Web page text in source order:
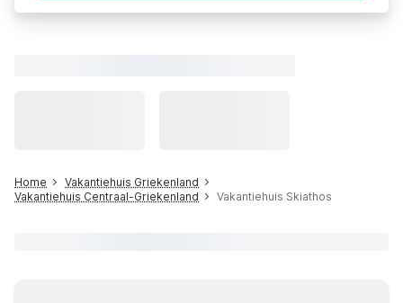
Home
Vakantiehuis Griekenland
Vakantiehuis Centraal-Griekenland
Vakantiehuis Skiathos